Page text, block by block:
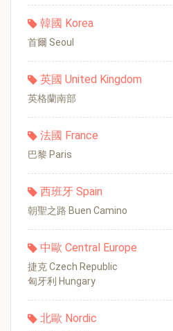
韓國 Korea
首爾 Seoul
英國 United Kingdom
英格蘭南部
法國 France
巴黎 Paris
西班牙 Spain
朝聖之路 Buen Camino
中歐 Central Europe
捷克 Czech Republic
匈牙利 Hungary
北歐 Nordic